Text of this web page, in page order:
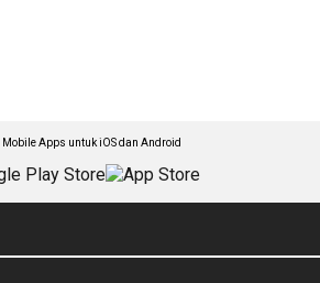
Mobile Apps untuk iOS dan Android